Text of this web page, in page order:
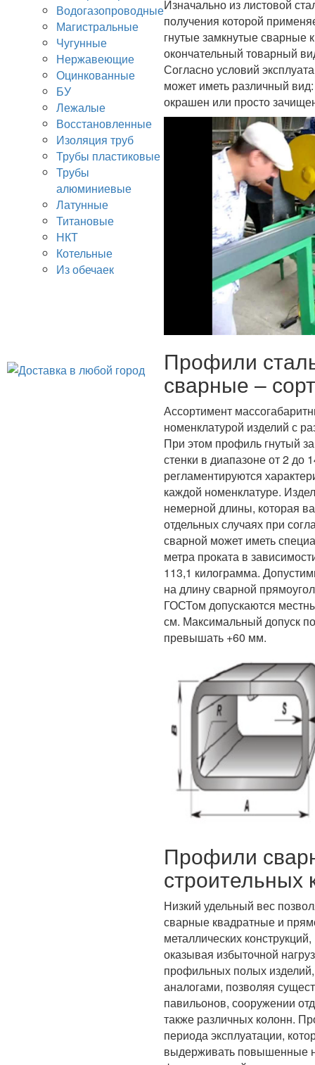
Водогазопроводные
Магистральные
Чугунные
Нержавеющие
Оцинкованные
БУ
Лежалые
Восстановленные
Изоляция труб
Трубы пластиковые
Трубы
алюминиевые
Латунные
Титановые
НКТ
Котельные
Из обечаек
Изначально из листовой
получения которой
гнутые замкнутые сварные
окончательный товарный
Согласно условий
может иметь различный
окрашен или просто
Профили
сварные –
Ассортимент
номенклатурой изделий с
При этом профиль гнутый
стенки в диапазоне от 2
регламентируются
каждой номенклатуре.
немерной длины, которая
отдельных случаях при
сварной может иметь
метра проката в
113,1 килограмма.
на длину сварной
ГОСТом допускаются
см. Максимальный допуск
превышать +60 мм.
Профили
строительных
Низкий удельный вес
сварные квадратные и
металлических
оказывая избыточной
профильных полых
аналогами, позволяя
павильонов, сооружении
также различных колонн.
периода эксплуатации,
выдерживать повышенные